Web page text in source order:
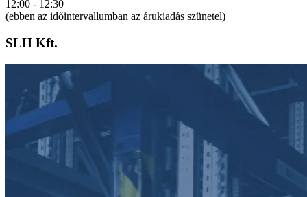
12:00 - 12:30
(ebben az időintervallumban az árukiadás szünetel)
SLH Kft.